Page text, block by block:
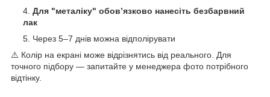
Для "металіку" обов’язково нанесіть безбарвний
лак
Через 5–7 днів можна відполірувати
⚠️ Колір на екрані може відрізнятись від реального. Для
точного підбору — запитайте у менеджера фото потрібного
відтінку.